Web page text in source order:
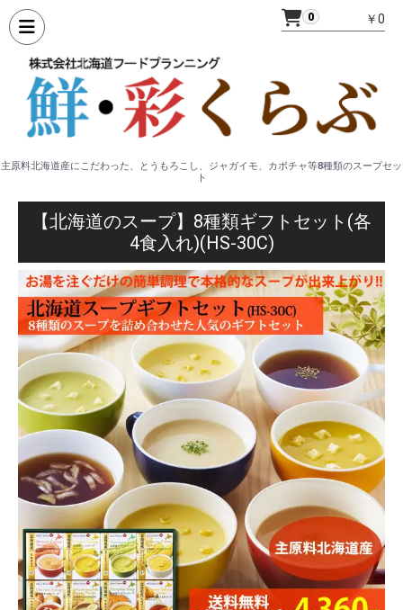
0 ￥0
主原料北海道産にこだわった、とうもろこし、ジャガイモ、カボチャ等8種類のスープセッ
ト
【北海道のスープ】8種類ギフトセット(各
4食入れ)(HS-30C)